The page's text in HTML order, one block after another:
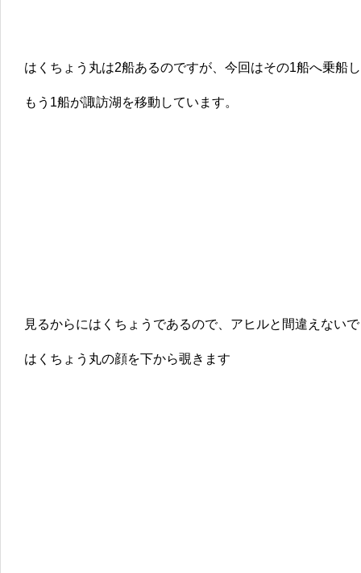
はくちょう丸は2船あるのですが、今回はその1船へ乗船
もう1船が諏訪湖を移動しています。
見るからにはくちょうであるので、アヒルと間違えない
はくちょう丸の顔を下から覗きます